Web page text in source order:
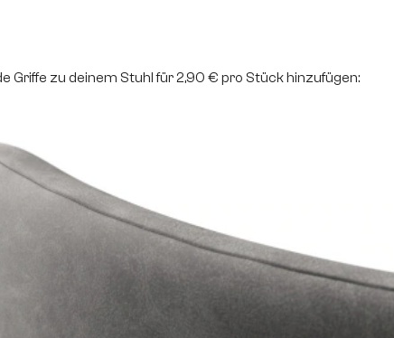
Griffe zu deinem Stuhl für 2,90 € pro Stück hinzufügen: